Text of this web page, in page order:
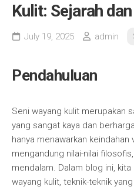
Kulit: Sejarah
July 19, 2025 admin
Pendahuluan
Seni wayang kulit merupakan
yang sangat kaya dan
hanya menawarkan keindahan
mengandung nilai-nilai
mendalam. Dalam blog ini,
wayang kulit, teknik-teknik